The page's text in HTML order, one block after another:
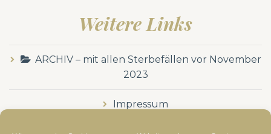
Weitere Links
ARCHIV – mit allen Sterbefällen vor November
2023
Impressum